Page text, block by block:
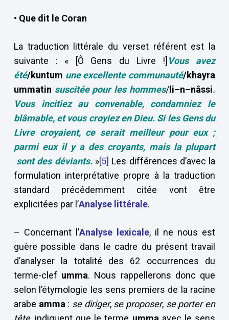
• Que dit le Coran
La traduction littérale du verset référent est la
suivante : « [Ô Gens du Livre !] Vous avez
été/kuntum une excellente communauté/khayra
ummatin suscitée pour les hommes/ li–n–nâssi.
Vous incitiez au convenable, condamniez le
blâmable, et vous croyiez en Dieu. Si les Gens du
Livre croyaient, ce serait meilleur pour eux ;
parmi eux il y a des croyants, mais la plupart
sont des déviants.»[5] Les différences d’avec la
formulation interprétative propre à la traduction
standard précédemment citée vont être
explicitées par l’Analyse littérale.
– Concernant l’Analyse lexicale, il ne nous est
guère possible dans le cadre du présent travail
d’analyser la totalité des 62 occurrences du
terme-clef umma. Nous rappellerons donc que
selon l’étymologie les sens premiers de la racine
arabe amma : se diriger, se proposer, se porter en